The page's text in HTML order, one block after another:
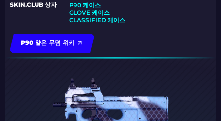
SKIN.CLUB 상자
P90 케이스
GLOVE 케이스
CLASSIFIED 케이스
P90 얕은 무덤 위키